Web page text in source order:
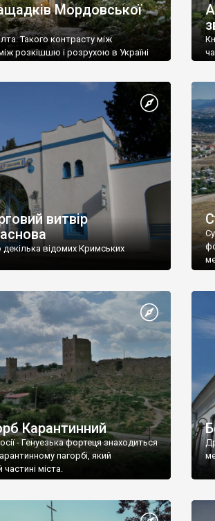
Мордовської
Такого контрасту між
розкішшю і розрухою в Україні
витвір
відомих Кримських
Карантинний
- Генуезька фортеця знаходиться
пагорбі, який
частині міста.